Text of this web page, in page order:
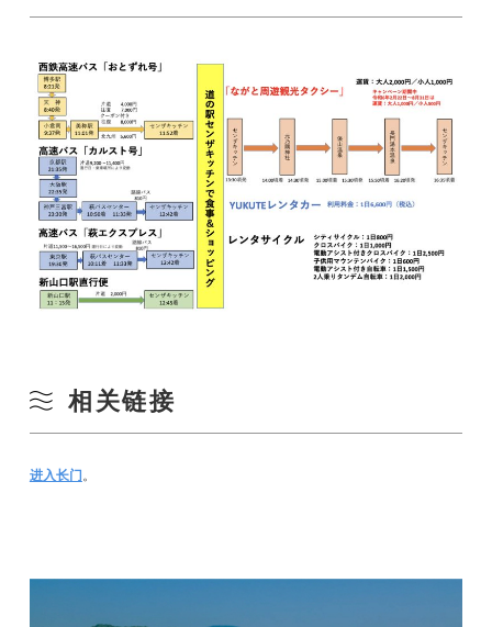
相关链接
进入长门 。